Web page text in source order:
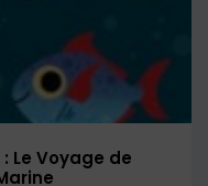
Le Voyage de